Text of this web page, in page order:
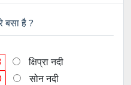
बसा है ?
क्षिप्रा नदी
सोन नदी